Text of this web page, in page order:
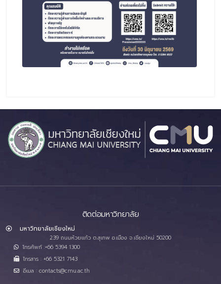
ติดต่อมหาวิทยาลัย
มหาวิทยาลัยเชียงใหม่
239 ถนนห้วยแก้ว ต.สุเทพ อ.เมือง จ.เชียงใหม่ 50200
โทรศัพท์ :+66 5394 1300
โทรสาร : +66 5321 7143
อีเมล : contacts@cmu.ac.th